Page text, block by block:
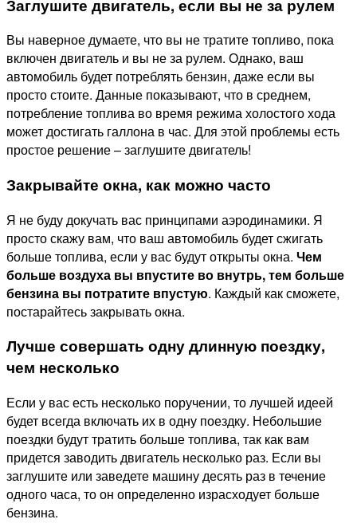
Заглушите двигатель, если вы не за рулем
Вы наверное думаете, что вы не тратите топливо, пока
включен двигатель и вы не за рулем. Однако, ваш
автомобиль будет потреблять бензин, даже если вы
просто стоите. Данные показывают, что в среднем,
потребление топлива во время режима холостого хода
может достигать галлона в час. Для этой проблемы есть
простое решение – заглушите двигатель!
Закрывайте окна, как можно часто
Я не буду докучать вас принципами аэродинамики. Я
просто скажу вам, что ваш автомобиль будет сжигать
больше топлива, если у вас будут открыты окна. Чем
больше воздуха вы впустите во внутрь, тем больше
бензина вы потратите впустую. Каждый как сможете,
постарайтесь закрывать окна.
Лучше совершать одну длинную поездку,
чем несколько
Если у вас есть несколько поручении, то лучшей идеей
будет всегда включать их в одну поездку. Небольшие
поездки будут тратить больше топлива, так как вам
придется заводить двигатель несколько раз. Если вы
заглушите или заведете машину десять раз в течение
одного часа, то он определенно израсходует больше
бензина.